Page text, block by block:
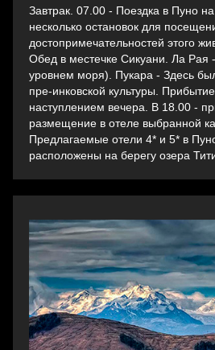
Завтрак. 07.00 - Поездка в Пуно
несколько остановок для
достопримечательностей этого
Oбед в местечке Сикуани. Ла Рая
уровнем моря). Пукара - Здесь
пре-инковской культуры.
наступлением вечера. B 18.00 -
размещение в отеле выбранной
Предлагаемые отели 4* и 5* в
расположены на берегу озера